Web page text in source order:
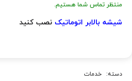
منتظر تماس شما هستیم.
شیشه بالابر اتوماتیک نصب کنید
دسته: خدمات